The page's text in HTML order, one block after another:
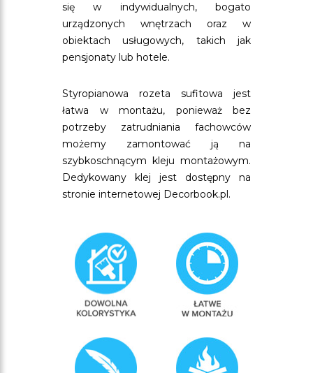
się w indywidualnych, bogato
urządzonych wnętrzach oraz w
obiektach usługowych, takich jak
pensjonaty lub hotele.
Styropianowa rozeta sufitowa jest
łatwa w montażu, ponieważ bez
potrzeby zatrudniania fachowców
możemy zamontować ją na
szybkoschnącym kleju montażowym.
Dedykowany klej jest dostępny na
stronie internetowej Decorbook.pl.